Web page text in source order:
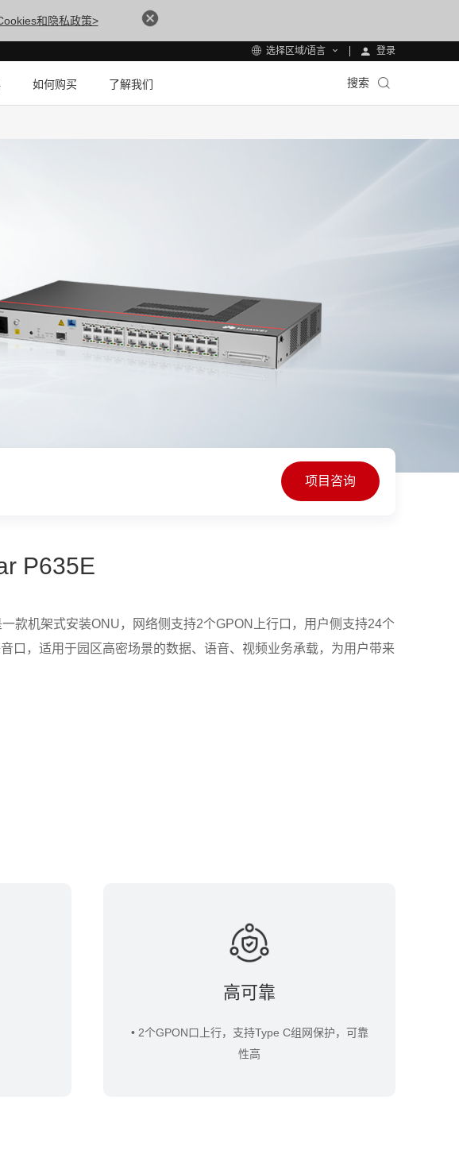
和隐私政策>
选择区域/语言 登录
如何购买 了解我们 搜索
项目咨询
P635E
款机架式安装ONU，网络侧支持2个GPON上行口，用户侧支持24个
口，适用于园区高密场景的数据、语音、视频业务承载，为用户带来
高可靠
• 2个GPON口上行，支持Type C组网保护，可靠
性高